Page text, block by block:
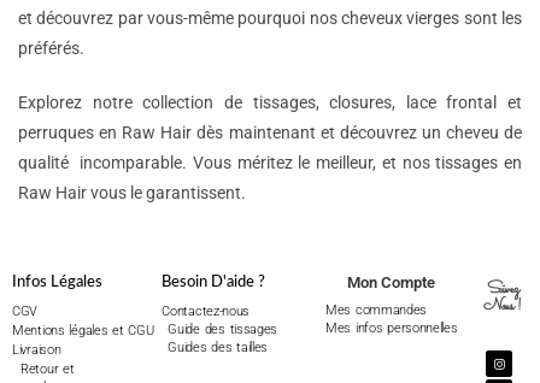
et découvrez par vous-même pourquoi nos cheveux vierges sont les
préférés.
Explorez notre collection de tissages, closures, lace frontal et
perruques en Raw Hair dès maintenant et découvrez un cheveu de
qualité incomparable. Vous méritez le meilleur, et nos tissages en
Raw Hair vous le garantissent.
Infos Légales
CGV
Mentions légales et CGU
Livraison
Retour et
Besoin D'aide ?
Contactez-nous
Guide des tissages
Guides des tailles
Mon Compte
Mes commandes
Mes infos personnelles
Suivez
Nous !